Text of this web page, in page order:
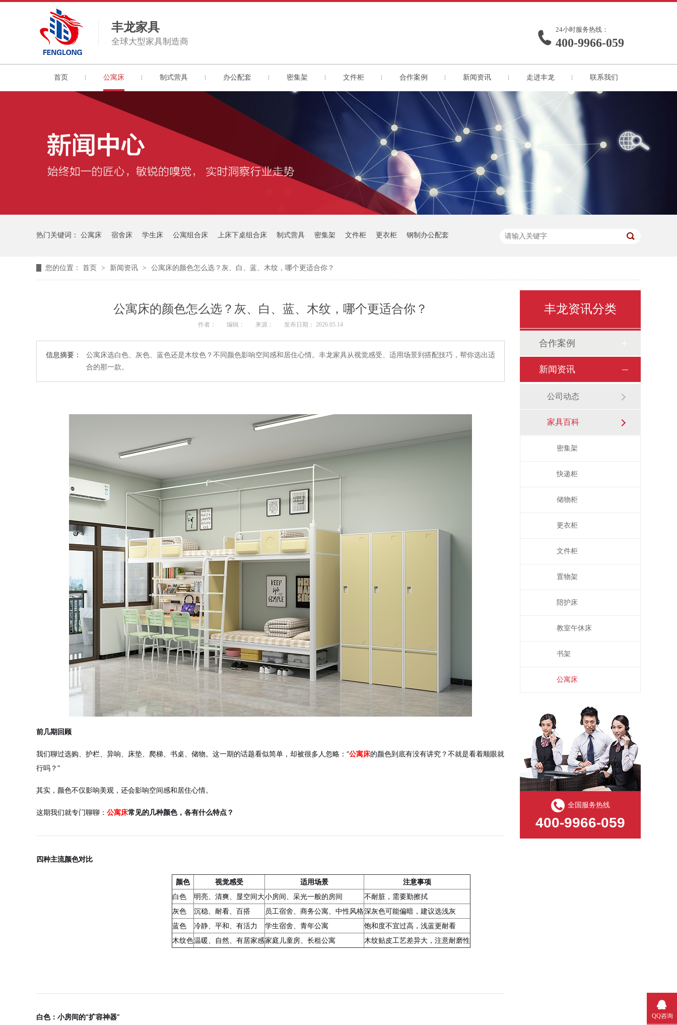
丰龙家具
全球大型家具制造商
24小时服务热线：
400-9966-059
首页 公寓床 制式营具 办公配套 密集架 文件柜 合作案例 新闻资讯 走进丰龙 联系我们
热门关键词： 公寓床 宿舍床 学生床 公寓组合床 上床下桌组合床 制式营具 密集架 文件柜 更衣柜 钢制办公配套
您的位置： 首页 > 新闻资讯 > 公寓床的颜色怎么选？灰、白、蓝、木纹，哪个更适合你？
公寓床的颜色怎么选？灰、白、蓝、木纹，哪个更适合你？
作者： 编辑： 来源： 发布日期： 2026.05.14
信息摘要：
公寓床选白色、灰色、蓝色还是木纹色？不同颜色影响空间感和居住心情。丰龙家具从视觉感受、适用场景到搭配技巧，帮你选出适
合的那一款。
前几期回顾
我们聊过选购、护栏、异响、床垫、爬梯、书桌、储物。这一期的话题看似简单，却被很多人忽略：“公寓床的颜色到底有没有讲究？不就是看着顺眼就
行吗？”
其实，颜色不仅影响美观，还会影响空间感和居住心情。
这期我们就专门聊聊： 公寓床常见的几种颜色，各有什么特点？
四种主流颜色对比
颜色 视觉感受 适用场景
注意事项
白色
明亮、清爽、显空间大小房间、采光一般的房间
不耐脏，需要勤擦拭
灰色
沉稳、耐看、百搭 员工宿舍、商务公寓、中性风格深灰色可能偏暗，建议选浅灰
蓝色
冷静、平和、有活力 学生宿舍、青年公寓
饱和度不宜过高，浅蓝更耐看
木纹色温暖、自然、有居家感家庭儿童房、长租公寓 木纹贴皮工艺差异大，注意耐磨性
白色：小房间的“扩容神器”
丰龙资讯分类
合作案例
新闻资讯
公司动态
家具百科
密集架
快递柜
储物柜
更衣柜
文件柜
置物架
陪护床
教室午休床
书架
公寓床
全国服务热线
400-9966-059
QQ咨询